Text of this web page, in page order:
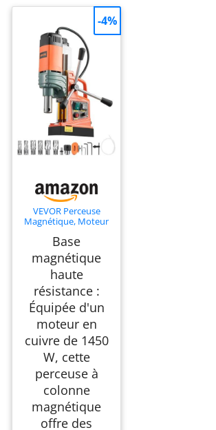
VEVOR Perceuse
Magnétique, Moteur
Colonne Portable,
Diamètre de
Carottage 50 mm,
Force Magnétique
13000 N, 6 Forets de
Carottage, Vitesse
Variable, pour
Surfaces Métalliques
Base
magnétique
haute
résistance :
Équipée d'un
moteur en
cuivre de 1450
W, cette
perceuse à
colonne
magnétique
offre des
-4%